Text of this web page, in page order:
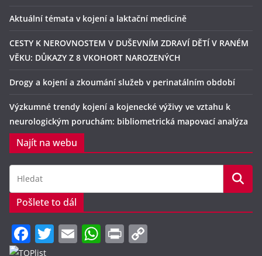
Aktuální témata v kojení a laktační medicíně
CESTY K NEROVNOSTEM V DUŠEVNÍM ZDRAVÍ DĚTÍ V RANÉM
VĚKU: DŮKAZY Z 8 VKOHORT NAROZENÝCH
Drogy a kojení a zkoumání služeb v perinatálním období
Výzkumné trendy kojení a kojenecké výživy ve vztahu k
neurologickým poruchám: bibliometrická mapovací analýza
Najít na webu
Pošlete to dál
F T E W Pr